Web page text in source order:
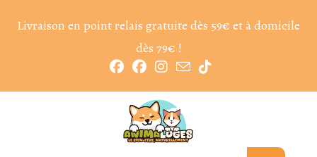
Livraison en point relais gratuite dès 59€ et à domicile
dès 79€ !